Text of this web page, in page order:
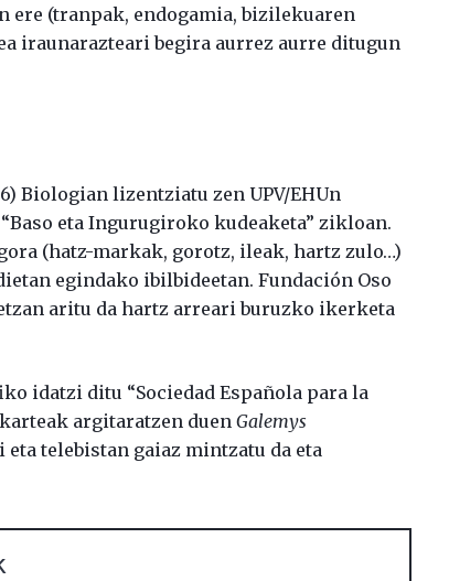
(tranpak, endogamia, bizilekuaren
iraunarazteari begira aurrez aurre ditugun
Biologian lizentziatu zen UPV/EHUn
eta Ingurugiroko kudeaketa” zikloan.
(hatz-markak, gorotz, ileak, hartz zulo…)
egindako ibilbideetan. Fundación Oso
aritu da hartz arreari buruzko ikerketa
idatzi ditu “Sociedad Española para la
argitaratzen duenGalemys
telebistan gaiaz mintzatu da eta